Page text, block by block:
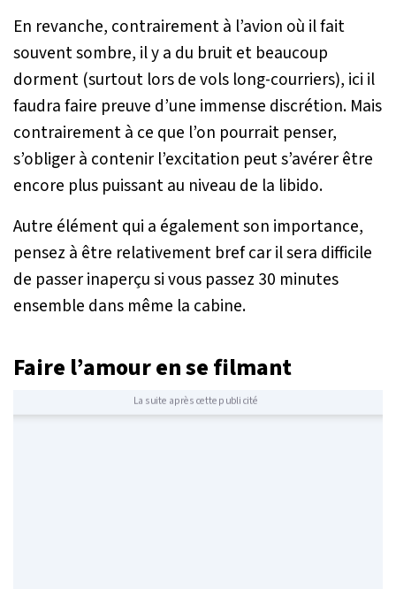
En revanche, contrairement à l’avion où il fait
souvent sombre, il y a du bruit et beaucoup
dorment (surtout lors de vols long-courriers), ici il
faudra faire preuve d’une immense discrétion. Mais
contrairement à ce que l’on pourrait penser,
s’obliger à contenir l’excitation peut s’avérer être
encore plus puissant au niveau de la libido.
Autre élément qui a également son importance,
pensez à être relativement bref car il sera difficile
de passer inaperçu si vous passez 30 minutes
ensemble dans même la cabine.
Faire l’amour en se filmant
La suite après cette publicité